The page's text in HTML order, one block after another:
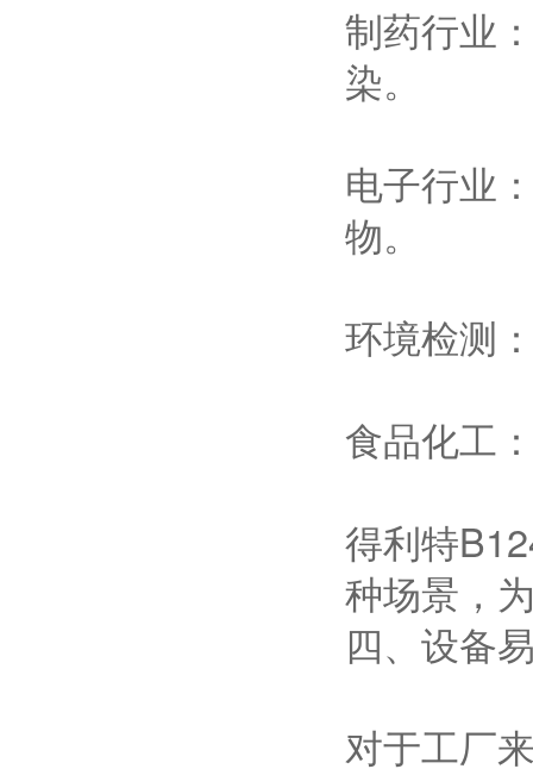
制药行业
染。
电子行业
物。
环境检测
食品化工
得利特
种场景，
四、设备
对于工厂